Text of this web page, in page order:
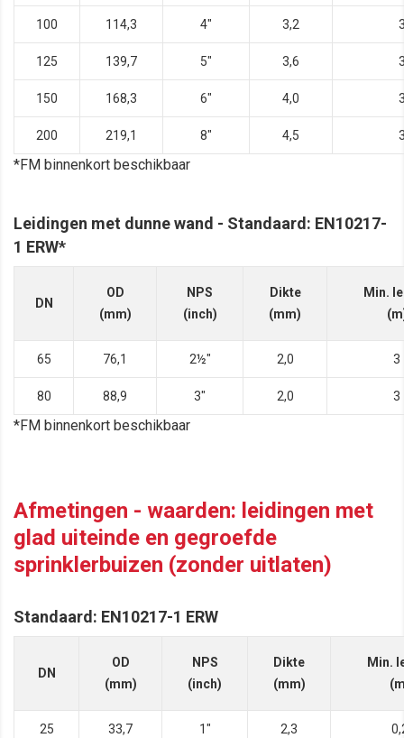
100 114,3 4" 3,2
125 139,7 5" 3,6
150 168,3 6" 4,0
200 219,1 8" 4,5
*FM binnenkort beschikbaar
Leidingen met dunne wand - Standaard: EN10217-
1 ERW*
DN
OD
(mm)
NPS
(inch)
Dikte
(mm)
Min.
65 76,1 2½" 2,0 3
80 88,9 3" 2,0 3
*FM binnenkort beschikbaar
Afmetingen - waarden: leidingen met
glad uiteinde en gegroefde
sprinklerbuizen (zonder uitlaten)
Standaard: EN10217-1 ERW
DN
OD
(mm)
NPS
(inch)
Dikte
(mm)
Min.
25 33,7 1" 2,3